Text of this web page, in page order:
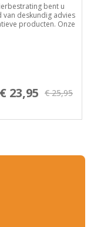
bent u
van deskundig advies
producten. Onze
€ 23,95 € 25,95